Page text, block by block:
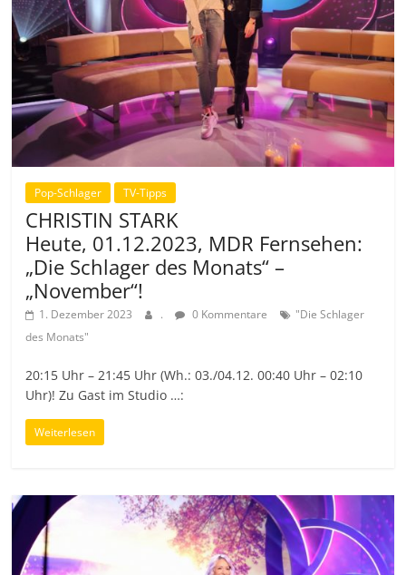
Pop-Schlager TV-Tipps
CHRISTIN STARK
Heute, 01.12.2023, MDR Fernsehen:
„Die Schlager des Monats“ –
„November“!
1. Dezember 2023 . 0 Kommentare
"Die Schlager
des Monats"
20:15 Uhr – 21:45 Uhr (Wh.: 03./04.12. 00:40 Uhr – 02:10
Uhr)! Zu Gast im Studio …:
Weiterlesen